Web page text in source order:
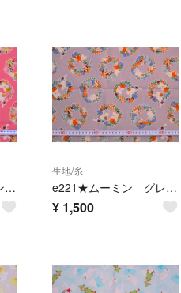
e222★ムーミン ピンク 綿麻キャンバス生地★
生地/糸
e221★ムーミン グレー 綿麻キャンバス生地★
¥ 1,500